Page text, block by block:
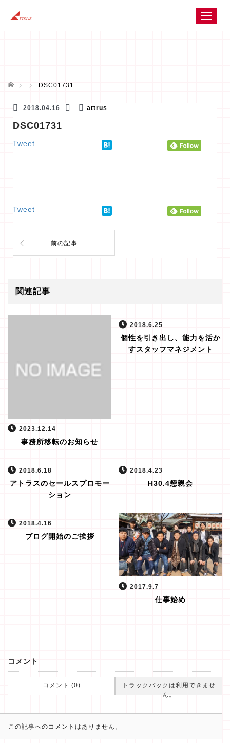
T
ホーム DSC01731
2018.04.16 attrus
DSC01731
Tweet
Tweet
前の記事
関連記事
2023.12.14
事務所移転のお知らせ
2018.6.25
個性を引き出し、能力を活か
すスタッフマネジメント
2018.6.18
アトラスのセールスプロモー
ション
2018.4.23
H30.4懇親会
2018.4.16
ブログ開始のご挨拶
2017.9.7
仕事始め
コメント
コメント (0)
トラックバックは利用できませ
ん。
この記事へのコメントはありません。